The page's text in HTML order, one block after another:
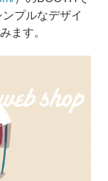
プルなデザイ
ます。